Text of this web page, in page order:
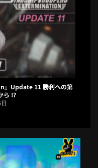
Update 11 勝利への第
ら !?